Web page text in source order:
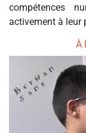
compétences
activement à leur
À